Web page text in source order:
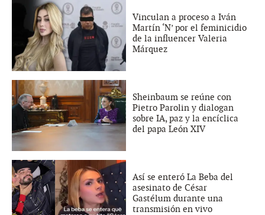
Vinculan a proceso a Iván
Martín ‘N’ por el feminicidio
de la influencer Valeria
Márquez
Sheinbaum se reúne con
Pietro Parolin y dialogan
sobre IA, paz y la encíclica
del papa León XIV
Así se enteró La Beba del
asesinato de César
Gastélum durante una
transmisión en vivo